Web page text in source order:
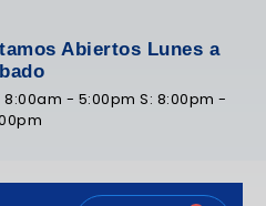
Abiertos Lunes a
8:00am - 5:00pm S: 8:00pm -